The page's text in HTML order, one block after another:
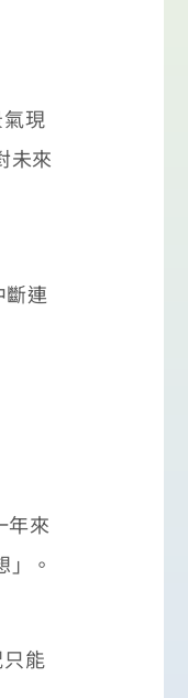
現
未來
連
年來
。
能